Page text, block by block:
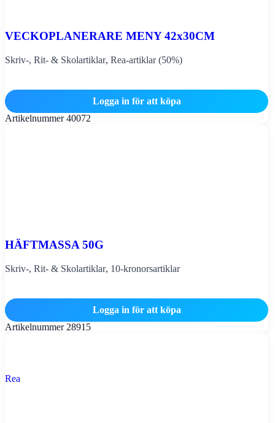
VECKOPLANERARE MENY 42x30CM
Skriv-, Rit- & Skolartiklar, Rea-artiklar (50%)
Logga in för att köpa
Artikelnummer40072
HÄFTMASSA 50G
Skriv-, Rit- & Skolartiklar, 10-kronorsartiklar
Logga in för att köpa
Artikelnummer 28915
Rea